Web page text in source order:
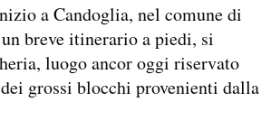
a Candoglia, nel comune di
breve itinerario a piedi, si
luogo ancor oggi riservato
grossi blocchi provenienti dalla